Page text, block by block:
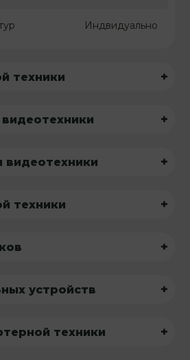
Индвидуально
техники +
+
видеотехники +
техники +
+
устройств +
техники +